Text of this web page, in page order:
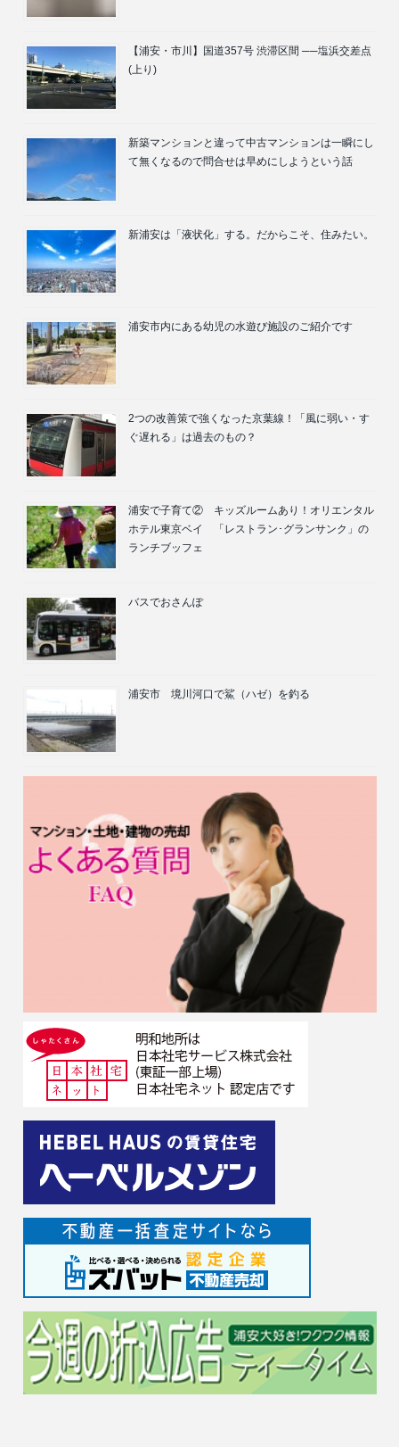
【浦安・市川】国道357号 渋滞区間 ──塩浜交差点
(上り)
新築マンションと違って中古マンションは一瞬にし
て無くなるので問合せは早めにしようという話
新浦安は「液状化」する。だからこそ、住みたい。
浦安市内にある幼児の水遊び施設のご紹介です
2つの改善策で強くなった京葉線！「風に弱い・す
ぐ遅れる」は過去のもの？
浦安で子育て② キッズルームあり！オリエンタル
ホテル東京ベイ 「レストラン･グランサンク」の
ランチブッフェ
バスでおさんぽ
浦安市 境川河口で鯊（ハゼ）を釣る